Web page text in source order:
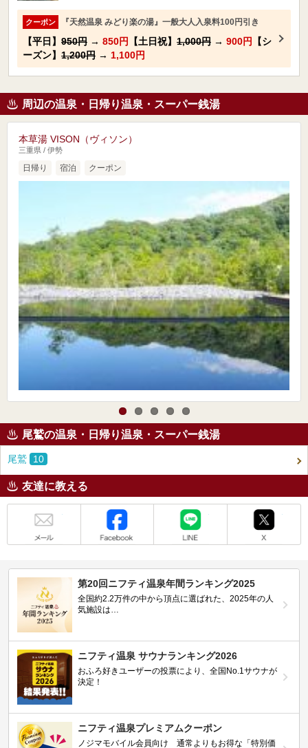
クーポン 『天然温泉 みどり楽の湯』一般大人入泉料100円引き
【平日】 950円 → 850円 【土日祝】 1,000円 → 900円
【シ
ーズン】 1,200円 → 1,100円
周辺の温泉・日帰り温泉・スーパー銭湯
本草湯 VISON（ヴィソン）
三重県 / 伊勢
日帰り 宿泊 クーポン
尾鷲の温泉・日帰り温泉・スーパー銭湯
尾鷲 10
友達に教える
第20回ニフティ温泉年間ランキング2025
全国約2.2万件の中から頂点に選ばれた、2025年の人
気施設は…
ニフティ温泉 サウナランキング2026
おふろ好きユーザーの投票により、全国No.1サウナが
決定！
ニフティ温泉プレミアムクーポン
ノジマモバイル会員向け 通常よりもお得な「特別価